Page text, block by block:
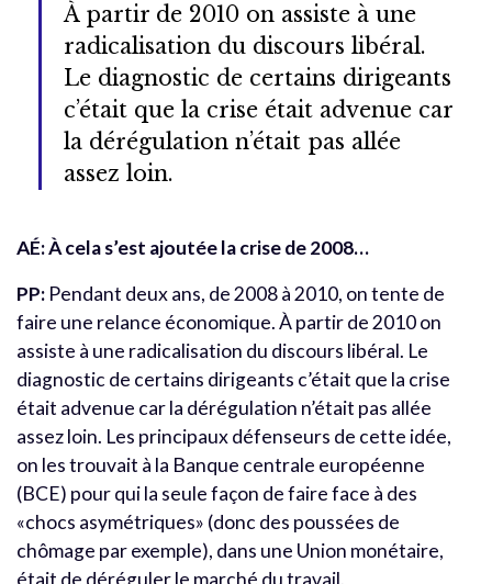
À partir de 2010 on assiste à une
radicalisation du discours libéral.
Le diagnostic de certains dirigeants
c’était que la crise était advenue car
la dérégulation n’était pas allée
assez loin.
AÉ:À cela s’est ajoutée la crise de 2008…
PP: Pendant deux ans, de 2008 à 2010, on tente de
faire une relance économique. À partir de 2010 on
assiste à une radicalisation du discours libéral. Le
diagnostic de certains dirigeants c’était que la crise
était advenue car la dérégulation n’était pas allée
assez loin. Les principaux défenseurs de cette idée,
on les trouvait à la Banque centrale européenne
(BCE) pour qui la seule façon de faire face à des
«chocs asymétriques» (donc des poussées de
chômage par exemple), dans une Union monétaire,
était de déréguler le marché du travail.